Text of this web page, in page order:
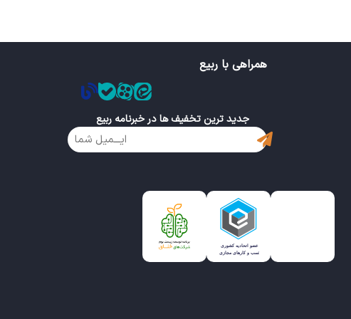
همراهی با ربیع
جدید ترین تخفیف ها در خبرنامه ربیع